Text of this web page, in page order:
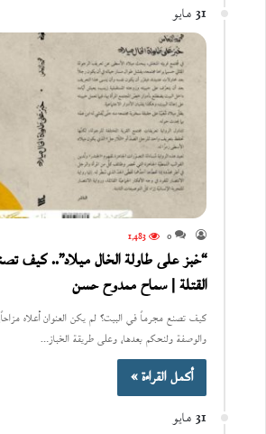
31 مايو
0 1٬483
“خبز على طاولة الخال ميلاد”.. كيف
القتلة | سماح ممدوح حسن
كيف تصنع مجرماً في البيت؟ لم يكن العنوان أعلاه
والوصفة ولنحكم بعدها، وعلى طريقة الخباز…
أكمل القراءة »
31 مايو